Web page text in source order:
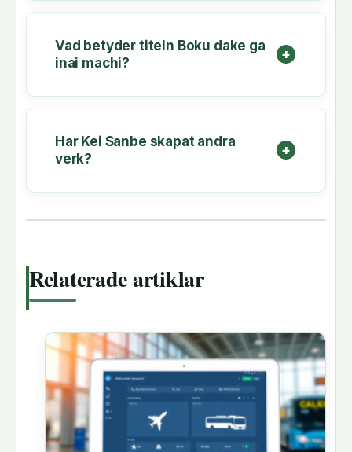
Vad betyder titeln Boku dake ga
inai machi?
Har Kei Sanbe skapat andra
verk?
Relaterade artiklar